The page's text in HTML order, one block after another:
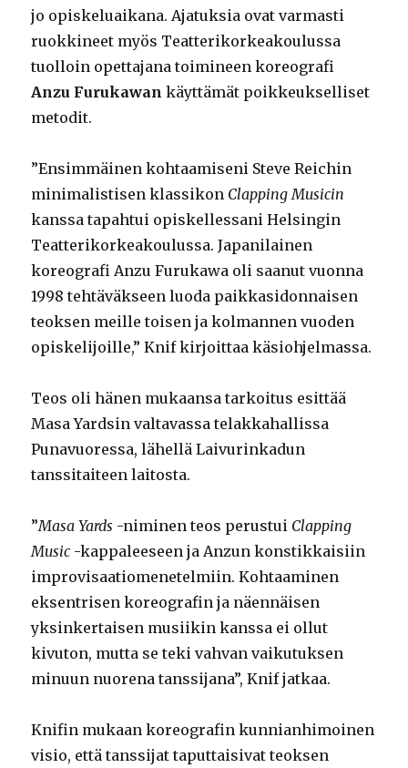
jo opiskeluaikana. Ajatuksia ovat varmasti
ruokkineet myös Teatterikorkeakoulussa
tuolloin opettajana toimineen koreografi
Anzu Furukawan käyttämät poikkeukselliset
metodit.
”Ensimmäinen kohtaamiseni Steve Reichin
minimalistisen klassikon Clapping Musicin
kanssa tapahtui opiskellessani Helsingin
Teatterikorkeakoulussa. Japanilainen
koreografi Anzu Furukawa oli saanut vuonna
1998 tehtäväkseen luoda paikkasidonnaisen
teoksen meille toisen ja kolmannen vuoden
opiskelijoille,” Knif kirjoittaa käsiohjelmassa.
Teos oli hänen mukaansa tarkoitus esittää
Masa Yardsin valtavassa telakkahallissa
Punavuoressa, lähellä Laivurinkadun
tanssitaiteen laitosta.
”Masa Yards -niminen teos perustui Clapping
Music -kappaleeseen ja Anzun konstikkaisiin
improvisaatiomenetelmiin. Kohtaaminen
eksentrisen koreografin ja näennäisen
yksinkertaisen musiikin kanssa ei ollut
kivuton, mutta se teki vahvan vaikutuksen
minuun nuorena tanssijana”, Knif jatkaa.
Knifin mukaan koreografin kunnianhimoinen
visio, että tanssijat taputtaisivat teoksen